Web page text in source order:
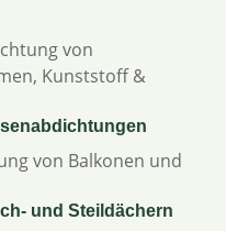
von
Kunststoff &
von Balkonen und
und Steildächern